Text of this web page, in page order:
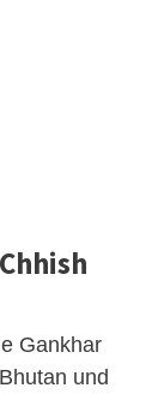
Gankhar
und